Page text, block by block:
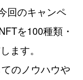
回のキャンペ
を100種類・
ます。
のノウハウや